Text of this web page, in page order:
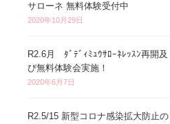
サローネ 無料体験受付中
2020年10月29日
R2.6月 ﾀﾞﾃﾞｨﾐｭｳｻﾛｰﾈﾚｯｽﾝ再開及
び無料体験会実施！
2020年6月7日
R2.5/15 新型コロナ感染拡大防止の